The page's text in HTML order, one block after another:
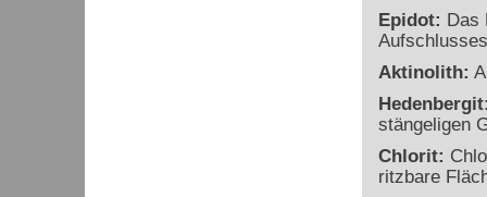
Epidot: Das
Aktinolith:
stängeligen
Chlorit:
ritzbare